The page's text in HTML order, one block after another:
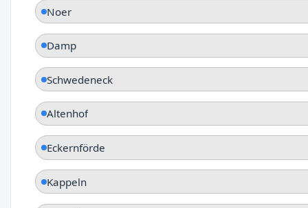
Noer
Damp
Schwedeneck
Altenhof
Eckernförde
Kappeln